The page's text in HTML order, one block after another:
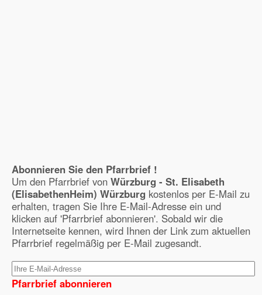
Abonnieren Sie den Pfarrbrief !
Um den Pfarrbrief von Würzburg - St. Elisabeth
(ElisabethenHeim) Würzburg kostenlos per E-Mail zu
erhalten, tragen Sie Ihre E-Mail-Adresse ein und
klicken auf 'Pfarrbrief abonnieren'. Sobald wir die
Internetseite kennen, wird Ihnen der Link zum aktuellen
Pfarrbrief regelmäßig per E-Mail zugesandt.
Pfarrbrief abonnieren